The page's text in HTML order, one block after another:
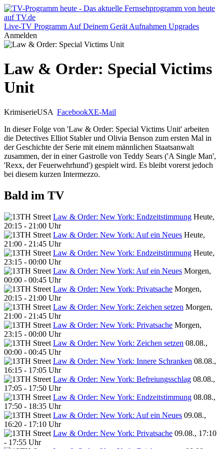
Live-TV Programm Auf Deinem Gerät Aufnahmen Upgrades
Anmelden
Law & Order: Special Victims
Unit
KrimiserieUSA FacebookXE-Mail
In dieser Folge von 'Law & Order: Special Victims Unit' arbeiten
die Detectives Elliot Stabler und Olivia Benson zum ersten Mal in
der Geschichte der Serie mit einem männlichen Staatsanwalt
zusammen, der in einer Gastrolle von Teddy Sears ('A Single Man',
'Rexx, der Feuerwehrhund') gespielt wird. Es bleibt vorerst jedoch
bei diesem kurzen Intermezzo.
Bald im TV
Law & Order: New York: Endzeitstimmung Heute,
20:15 - 21:00 Uhr
Law & Order: New York: Auf ein Neues Heute,
21:00 - 21:45 Uhr
Law & Order: New York: Endzeitstimmung Heute,
23:15 - 00:00 Uhr
Law & Order: New York: Auf ein Neues Morgen,
00:00 - 00:45 Uhr
Law & Order: New York: Privatsache Morgen,
20:15 - 21:00 Uhr
Law & Order: New York: Zeichen setzen Morgen,
21:00 - 21:45 Uhr
Law & Order: New York: Privatsache Morgen,
23:15 - 00:00 Uhr
Law & Order: New York: Zeichen setzen 08.08.,
00:00 - 00:45 Uhr
Law & Order: New York: Innere Schranken 08.08.,
16:15 - 17:05 Uhr
Law & Order: New York: Befreiungsschlag 08.08.,
17:05 - 17:50 Uhr
Law & Order: New York: Endzeitstimmung 08.08.,
17:50 - 18:35 Uhr
Law & Order: New York: Auf ein Neues 09.08.,
16:20 - 17:10 Uhr
Law & Order: New York: Privatsache 09.08., 17:10
- 17:55 Uhr